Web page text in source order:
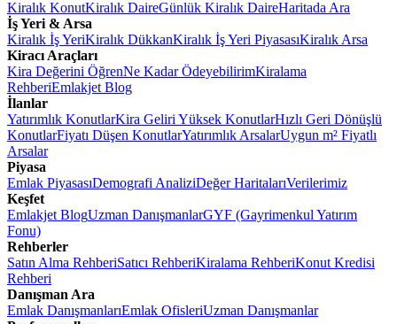
Kiralık KonutKiralık DaireGünlük Kiralık DaireHaritada Ara
İş Yeri & Arsa
Kiralık İş YeriKiralık DükkanKiralık İş Yeri PiyasasıKiralık Arsa
Kiracı Araçları
Kira Değerini ÖğrenNe Kadar ÖdeyebilirimKiralama
RehberiEmlakjet Blog
İlanlar
Yatırımlık KonutlarKira Geliri Yüksek KonutlarHızlı Geri Dönüşlü
KonutlarFiyatı Düşen KonutlarYatırımlık ArsalarUygun m² Fiyatlı
Arsalar
Piyasa
Emlak PiyasasıDemografi AnaliziDeğer HaritalarıVerilerimiz
Keşfet
Emlakjet BlogUzman DanışmanlarGYF (Gayrimenkul Yatırım
Fonu)
Rehberler
Satın Alma RehberiSatıcı RehberiKiralama RehberiKonut Kredisi
Rehberi
Danışman Ara
Emlak DanışmanlarıEmlak OfisleriUzman Danışmanlar